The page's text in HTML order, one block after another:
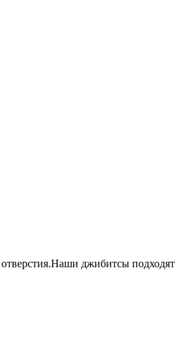
джибитсы подходят